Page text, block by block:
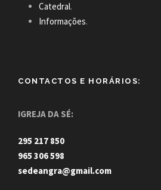
Catedral.
Informações.
CONTACTOS E HORÁRIOS:
IGREJA DA SÉ:
295 217 850
965 306 598
sedeangra@gmail.com